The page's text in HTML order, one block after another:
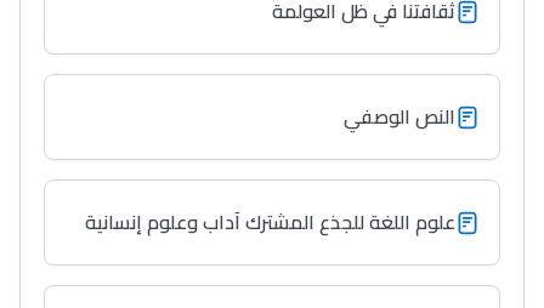
ثقافتنا في ظل العولمة
النص الوصفي
علوم اللغة للجذع المشترك آداب وعلوم إنسانية